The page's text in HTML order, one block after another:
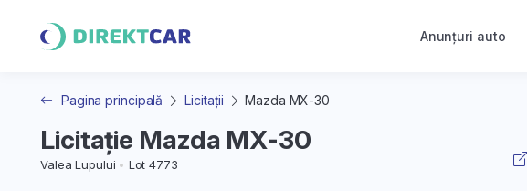
Anunțuri auto
Pagina principală Licitații Mazda MX-30
Licitație Mazda MX-30
Valea Lupului Lot 4773